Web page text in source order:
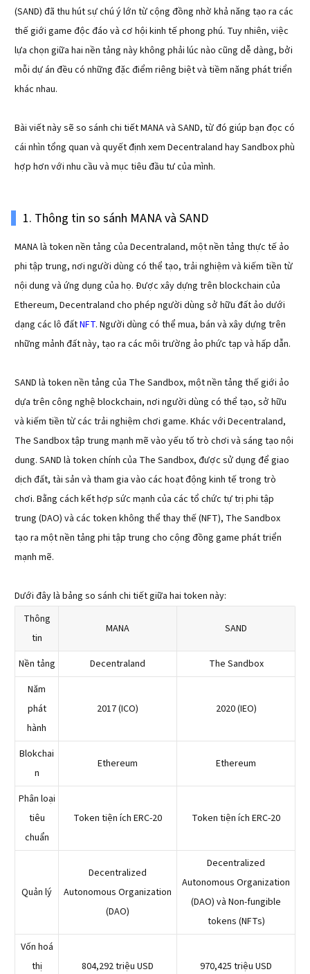
(SAND) đã thu hút sự chú ý lớn từ cộng đồng nhờ khả năng tạo ra các
thế giới game độc đáo và cơ hội kinh tế phong phú. Tuy nhiên, việc
lựa chọn giữa hai nền tảng này không phải lúc nào cũng dễ dàng, bởi
mỗi dự án đều có những đặc điểm riêng biệt và tiềm năng phát triển
khác nhau.
Bài viết này sẽ so sánh chi tiết MANA và SAND, từ đó giúp bạn đọc có
cái nhìn tổng quan và quyết định xem Decentraland hay Sandbox phù
hợp hơn với nhu cầu và mục tiêu đầu tư của mình.
1. Thông tin so sánh MANA và SAND
MANA là token nền tảng của Decentraland, một nền tảng thực tế ảo
phi tập trung, nơi người dùng có thể tạo, trải nghiệm và kiếm tiền từ
nội dung và ứng dụng của họ. Được xây dựng trên blockchain của
Ethereum, Decentraland cho phép người dùng sở hữu đất ảo dưới
dạng các lô đấtNFT. Người dùng có thể mua, bán và xây dựng trên
những mảnh đất này, tạo ra các môi trường ảo phức tạp và hấp dẫn.
SAND là token nền tảng của The Sandbox, một nền tảng thế giới ảo
dựa trên công nghệ blockchain, nơi người dùng có thể tạo, sở hữu
và kiếm tiền từ các trải nghiệm chơi game. Khác với Decentraland,
The Sandbox tập trung mạnh mẽ vào yếu tố trò chơi và sáng tạo nội
dung. SAND là token chính của The Sandbox, được sử dụng để giao
dịch đất, tài sản và tham gia vào các hoạt động kinh tế trong trò
chơi. Bằng cách kết hợp sức mạnh của các tổ chức tự trị phi tập
trung (DAO) và các token không thể thay thế (NFT), The Sandbox
tạo ra một nền tảng phi tập trung cho cộng đồng game phát triển
mạnh mẽ.
Dưới đây là bảng so sánh chi tiết giữa hai token này:
Thông
tin
MANA SAND
Nền tảng Decentraland
The Sandbox
Năm
phát
hành
2017 (ICO) 2020 (IEO)
Blokchai
n
Ethereum Ethereum
Phân loại
tiêu
chuẩn
Token tiện ích ERC-20 Token tiện ích ERC-20
Quản lý
Decentralized
Autonomous Organization
(DAO)
Decentralized
Autonomous Organization
(DAO) và Non-fungible
tokens (NFTs)
Vốn hoá
thị
804,292 triệu USD 970,425 triệu USD